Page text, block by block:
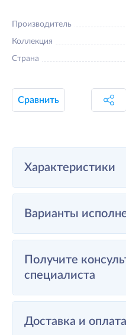
Производитель
Коллекция
Страна
Сравнить
Характеристики
Варианты
Получите
специалиста
Доставка и оплата